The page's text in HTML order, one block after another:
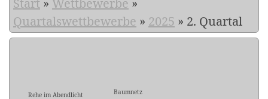
Start » Wettbewerbe »
Quartalswettbewerbe » 2025 » 2. Quartal
Rehe im Abendlicht Baumnetz